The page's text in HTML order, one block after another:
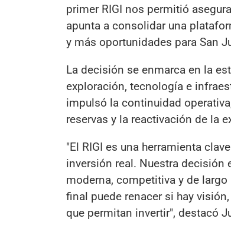
primer RIGI nos permitió
apunta a consolidar una
y más oportunidades para San
La decisión se enmarca en la
exploración, tecnología e
impulsó la continuidad
reservas y la reactivación de la
"El RIGI es una herramienta
inversión real. Nuestra decisión
moderna, competitiva y de
final puede renacer si hay
que permitan invertir", destacó